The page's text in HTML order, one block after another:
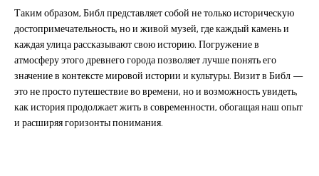
Таким образом, Библ представляет собой не только историческую
достопримечательность, но и живой музей, где каждый камень и
каждая улица рассказывают свою историю. Погружение в
атмосферу этого древнего города позволяет лучше понять его
значение в контексте мировой истории и культуры. Визит в Библ —
это не просто путешествие во времени, но и возможность увидеть,
как история продолжает жить в современности, обогащая наш опыт
и расширяя горизонты понимания.